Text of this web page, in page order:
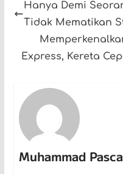
Hanya Demi
Tidak Mematikan
Express, Kereta
Muhammad